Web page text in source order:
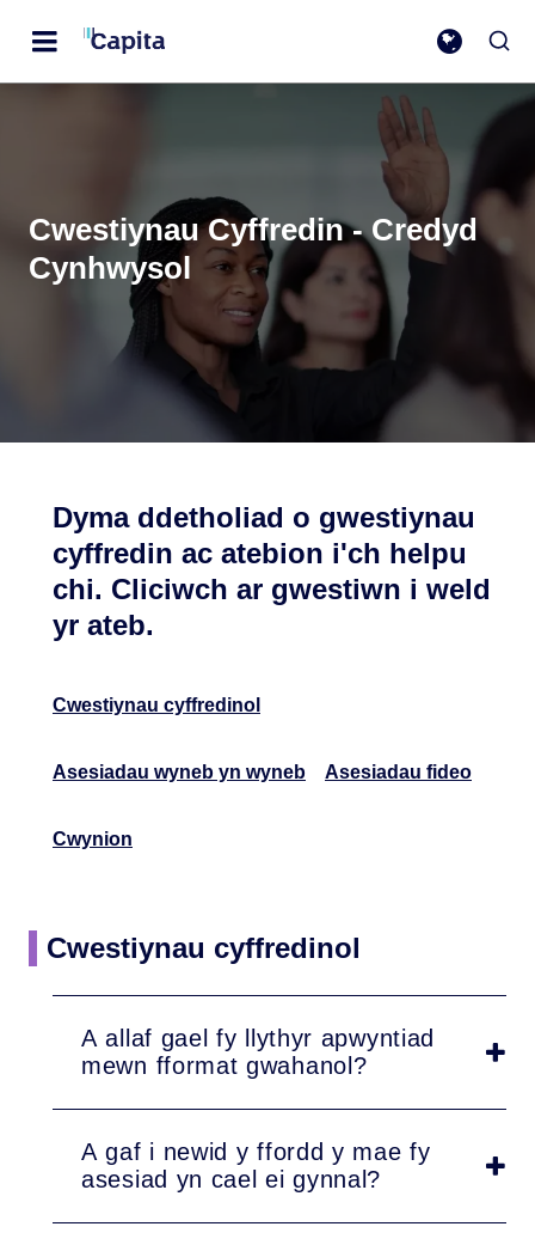
Cwestiynau Cyffredin - Credyd
Cynhwysol
Dyma ddetholiad o gwestiynau
cyffredin ac atebion i'ch helpu
chi. Cliciwch ar gwestiwn i weld
yr ateb.
Cwestiynau cyffredinol
Asesiadau wyneb yn wyneb Asesiadau fideo
Cwynion
Cwestiynau cyffredinol
A allaf gael fy llythyr apwyntiad
mewn fformat gwahanol?
A gaf i newid y ffordd y mae fy
asesiad yn cael ei gynnal?